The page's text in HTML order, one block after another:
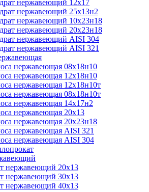
нержавеющий 12х17
нержавеющий 25х13н2
нержавеющий 10х23н18
нержавеющий 20х23н18
нержавеющий AISI 304
нержавеющий AISI 321
нержавеющая 08х18н10
нержавеющая 12х18н10
нержавеющая 12х18н10т
нержавеющая 08х18н10т
нержавеющая 14х17н2
нержавеющая 20х13
нержавеющая 20х23н18
нержавеющая AISI 321
нержавеющая AISI 304
нержавеющий 20х13
нержавеющий 30х13
нержавеющий 40х13